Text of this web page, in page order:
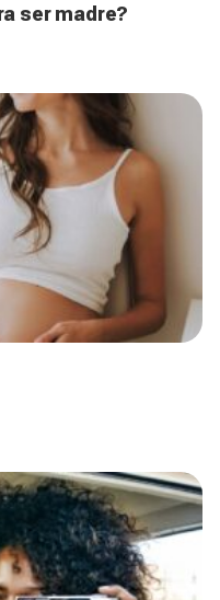
ser madre?